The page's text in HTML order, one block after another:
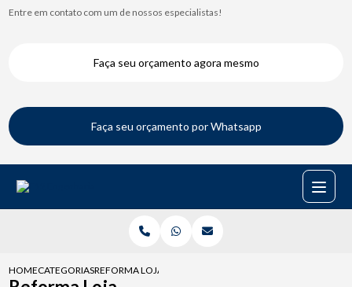
Entre em contato com um de nossos especialistas!
Faça seu orçamento agora mesmo
Faça seu orçamento por Whatsapp
HOMECATEGORIASREFORMA LOJA